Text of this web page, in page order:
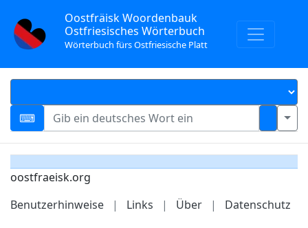
Oostfräisk Woordenbauk
Ostfriesisches Wörterbuch
Wörterbuch fürs Ostfriesische Platt
oostfraeisk.org
Benutzerhinweise
| Links | Über | Datenschutz